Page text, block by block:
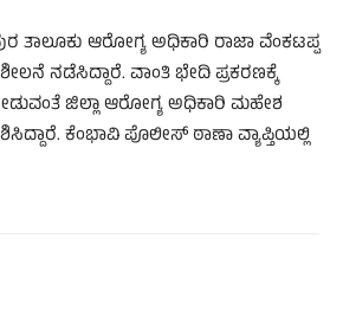
ತಾಲೂಕು ಆರೋಗ್ಯ ಅಧಿಕಾರಿ ರಾಜಾ ವೆಂಕಟಪ್ಪ
ನಡೆಸಿದ್ದಾರೆ. ವಾಂತಿ ಭೇದಿ ಪ್ರಕರಣಕ್ಕೆ
ಜಿಲ್ಲಾ ಆರೋಗ್ಯ ಅಧಿಕಾರಿ ಮಹೇಶ
ಕೆಂಭಾವಿ ಪೊಲೀಸ್ ಠಾಣಾ ವ್ಯಾಪ್ತಿಯಲ್ಲಿ